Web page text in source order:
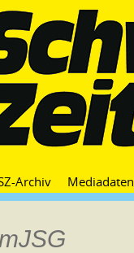
Archiv Mediadaten